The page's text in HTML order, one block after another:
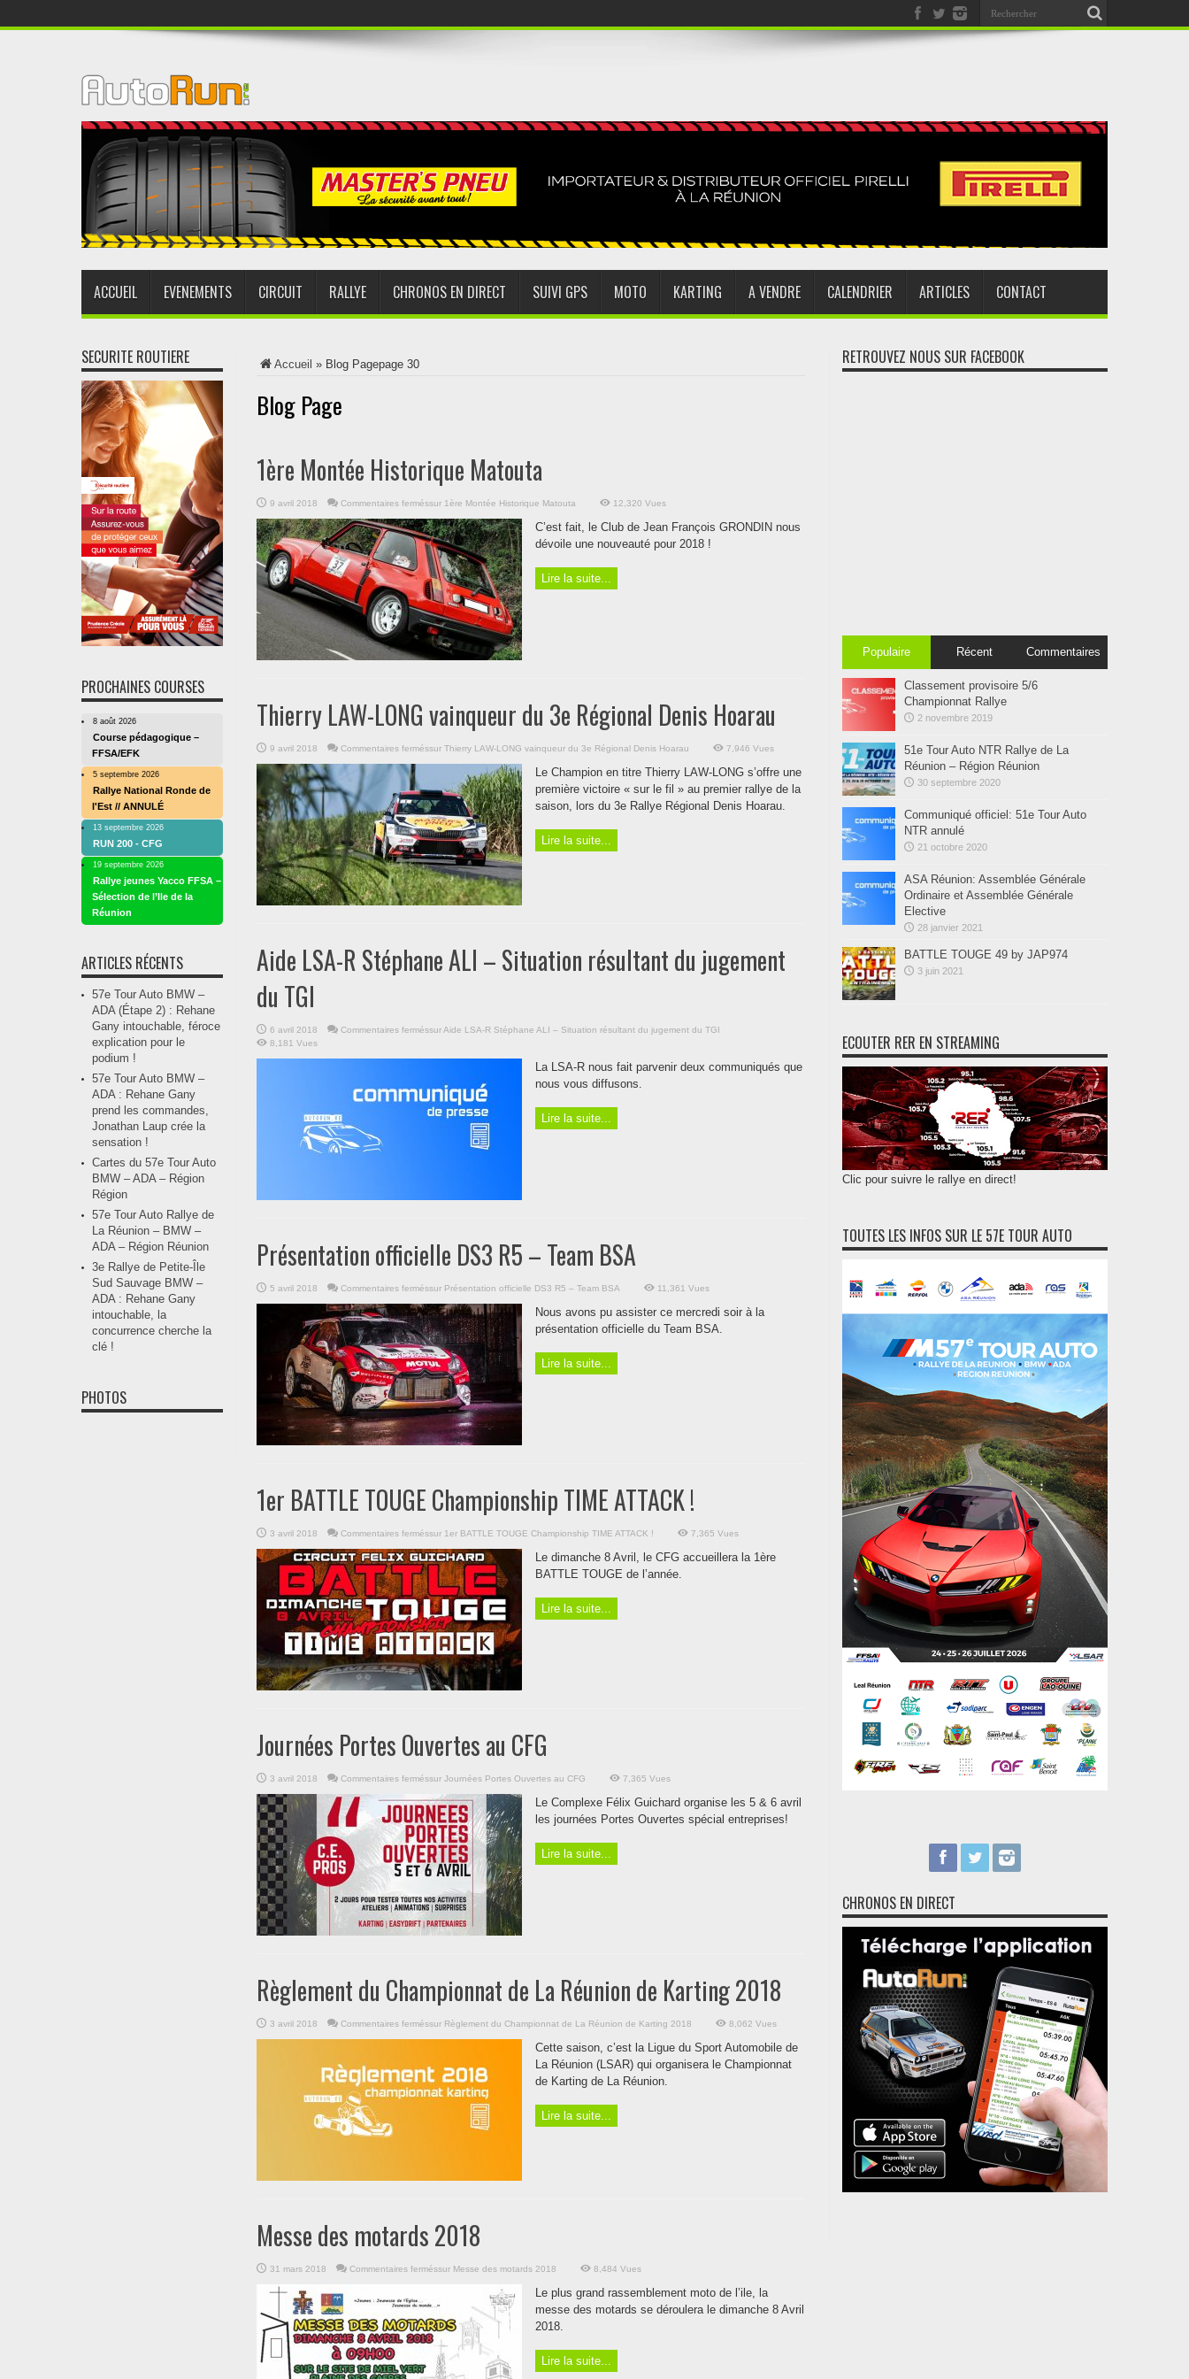
ACCUEIL EVENEMENTS CIRCUIT RALLYE CHRONOS EN DIRECT SUIVI GPS MOTO KARTING A VENDRE CALENDRIER ARTICLES CONTACT
Accueil » Blog Pagepage 30
Blog Page
1ère Montée Historique Matouta
9 avril 2018 Commentaires ferméssur 1ère Montée Historique Matouta 12,320 Vues
C’est fait, le Club de Jean François GRONDIN nous
dévoile une nouveauté pour 2018 !
Lire la suite...
Thierry LAW-LONG vainqueur du 3e Régional Denis Hoarau
9 avril 2018 Commentaires ferméssur Thierry LAW-LONG vainqueur du 3e Régional Denis Hoarau 7,946 Vues
Le Champion en titre Thierry LAW-LONG s’offre une
première victoire « sur le fil » au premier rallye de la
saison, lors du 3e Rallye Régional Denis Hoarau.
Lire la suite...
Aide LSA-R Stéphane ALI – Situation résultant du jugement
du TGI
6 avril 2018 Commentaires ferméssur Aide LSA-R Stéphane ALI – Situation résultant du jugement du TGI
8,181 Vues
La LSA-R nous fait parvenir deux communiqués que
nous vous diffusons.
Lire la suite...
Présentation officielle DS3 R5 – Team BSA
5 avril 2018 Commentaires ferméssur Présentation officielle DS3 R5 – Team BSA 11,361 Vues
Nous avons pu assister ce mercredi soir à la
présentation officielle du Team BSA.
Lire la suite...
1er BATTLE TOUGE Championship TIME ATTACK !
3 avril 2018 Commentaires ferméssur 1er BATTLE TOUGE Championship TIME ATTACK ! 7,365 Vues
Le dimanche 8 Avril, le CFG accueillera la 1ère
BATTLE TOUGE de l’année.
Lire la suite...
Journées Portes Ouvertes au CFG
3 avril 2018 Commentaires ferméssur Journées Portes Ouvertes au CFG 7,365 Vues
Le Complexe Félix Guichard organise les 5 & 6 avril
les journées Portes Ouvertes spécial entreprises!
Lire la suite...
Règlement du Championnat de La Réunion de Karting 2018
3 avril 2018 Commentaires ferméssur Règlement du Championnat de La Réunion de Karting 2018 8,062 Vues
Cette saison, c’est la Ligue du Sport Automobile de
La Réunion (LSAR) qui organisera le Championnat
de Karting de La Réunion.
Lire la suite...
Messe des motards 2018
31 mars 2018 Commentaires ferméssur Messe des motards 2018 8,484 Vues
Le plus grand rassemblement moto de l’ile, la
messe des motards se déroulera le dimanche 8 Avril
2018.
Lire la suite...
SECURITE ROUTIERE
PROCHAINES COURSES
8 août 2026
Course pédagogique –
FFSA/EFK
5 septembre 2026
Rallye National Ronde de
l'Est // ANNULÉ
13 septembre 2026
RUN 200 - CFG
19 septembre 2026
Rallye jeunes Yacco FFSA –
Sélection de l’Ile de la
Réunion
ARTICLES RÉCENTS
57e Tour Auto BMW –
ADA (Étape 2) : Rehane
Gany intouchable, féroce
explication pour le
podium !
57e Tour Auto BMW –
ADA : Rehane Gany
prend les commandes,
Jonathan Laup crée la
sensation !
Cartes du 57e Tour Auto
BMW – ADA – Région
Région
57e Tour Auto Rallye de
La Réunion – BMW –
ADA – Région Réunion
3e Rallye de Petite-Île
Sud Sauvage BMW –
ADA : Rehane Gany
intouchable, la
concurrence cherche la
clé !
PHOTOS
RETROUVEZ NOUS SUR FACEBOOK
Populaire Récent Commentaires
Classement provisoire 5/6
Championnat Rallye
2 novembre 2019
51e Tour Auto NTR Rallye de La
Réunion – Région Réunion
30 septembre 2020
Communiqué officiel: 51e Tour Auto
NTR annulé
21 octobre 2020
ASA Réunion: Assemblée Générale
Ordinaire et Assemblée Générale
Elective
28 janvier 2021
BATTLE TOUGE 49 by JAP974
3 juin 2021
ECOUTER RER EN STREAMING
Clic pour suivre le rallye en direct!
TOUTES LES INFOS SUR LE 57E TOUR AUTO
CHRONOS EN DIRECT